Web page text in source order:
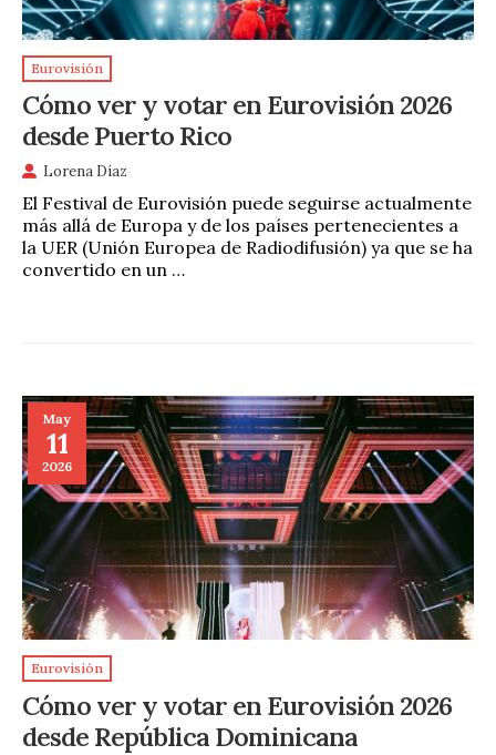
Eurovisión
Cómo ver y votar en Eurovisión 2026
desde Puerto Rico
Lorena Díaz
El Festival de Eurovisión puede seguirse actualmente
más allá de Europa y de los países pertenecientes a
la UER (Unión Europea de Radiodifusión) ya que se ha
convertido en un …
May
11
2026
Eurovisión
Cómo ver y votar en Eurovisión 2026
desde República Dominicana